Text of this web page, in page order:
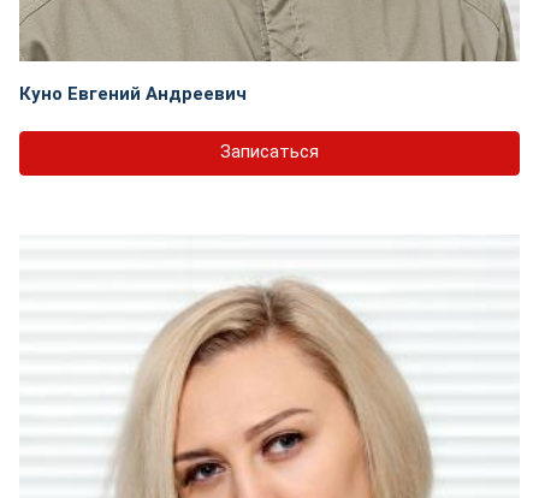
Куно Евгений Андреевич
Записаться